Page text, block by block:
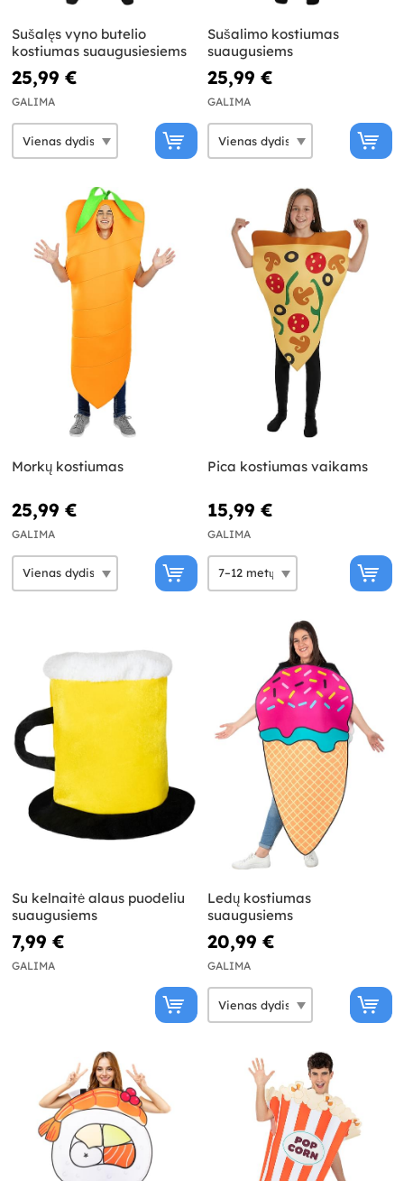
Sušalęs vyno butelio
kostiumas suaugusiesiems
25,99 €
GALIMA
Sušalimo kostiumas
suaugusiems
25,99 €
GALIMA
Morkų kostiumas
25,99 €
GALIMA
Pica kostiumas vaikams
15,99 €
GALIMA
Su kelnaitė alaus puodeliu
suaugusiems
7,99 €
GALIMA
Ledų kostiumas
suaugusiems
20,99 €
GALIMA